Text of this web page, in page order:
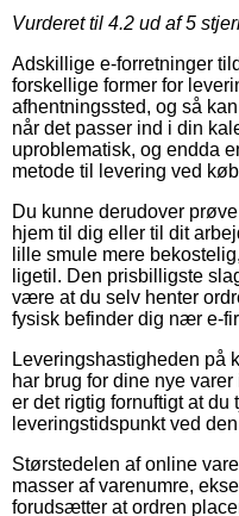
Vurderet til 4.2 ud af 5
Adskillige e-forretninger
forskellige former for
afhentningssted, og så
når det passer ind i din
uproblematisk, og endda
metode til levering ved
Du kunne derudover
hjem til dig eller til dit
lille smule mere
ligetil. Den prisbilligste
være at du selv henter
fysisk befinder dig nær e-
Leveringshastigheden på
har brug for dine nye
er det rigtig fornuftigt at du
leveringstidspunkt ved
Størstedelen af online
masser af varenumre,
forudsætter at ordren